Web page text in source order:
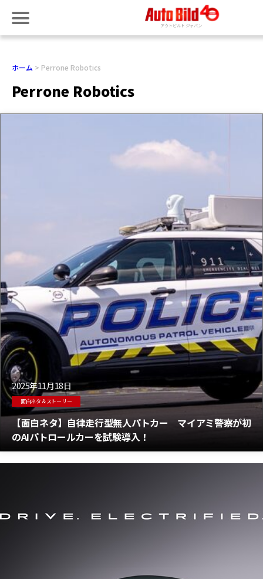
ホーム Perrone Robotics
Perrone Robotics
2025年11月18日
面白ネタ＆ストーリー
【面白ネタ】自律走行型無人パトカー マイアミ警察が初
のAIパトロールカーを試験導入！